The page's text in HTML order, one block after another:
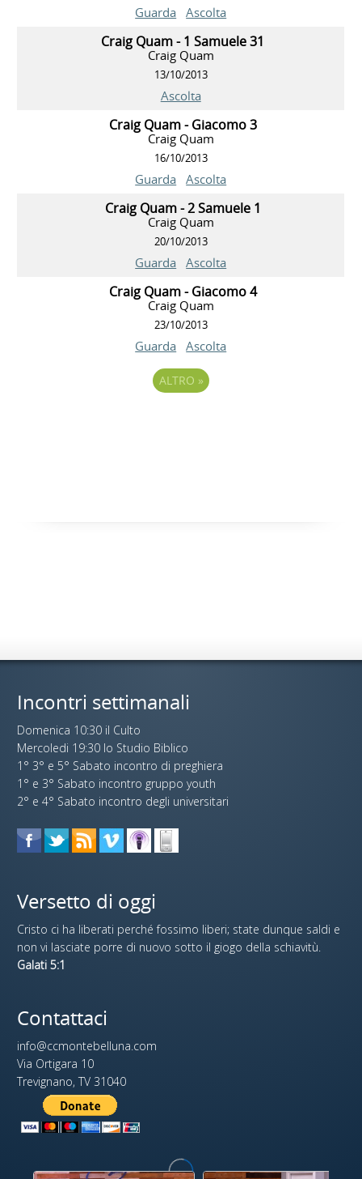
Guarda Ascolta
Craig Quam - 1 Samuele 31
Craig Quam
13/10/2013
Ascolta
Craig Quam - Giacomo 3
Craig Quam
16/10/2013
Guarda Ascolta
Craig Quam - 2 Samuele 1
Craig Quam
20/10/2013
Guarda Ascolta
Craig Quam - Giacomo 4
Craig Quam
23/10/2013
Guarda Ascolta
ALTRO »
Incontri settimanali
Domenica 10:30 il Culto
Mercoledi 19:30 lo Studio Biblico
1° 3° e 5° Sabato incontro di preghiera
1° e 3° Sabato incontro gruppo youth
2° e 4° Sabato incontro degli universitari
Versetto di oggi
Cristo ci ha liberati perché fossimo liberi; state dunque saldi e
non vi lasciate porre di nuovo sotto il giogo della schiavitù.
Galati 5:1
Contattaci
info@ccmontebelluna.com
Via Ortigara 10
Trevignano, TV 31040